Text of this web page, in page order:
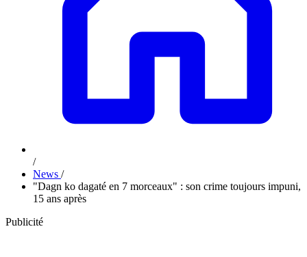
/
News /
"Dagn ko dagaté en 7 morceaux" : son crime toujours impuni,
15 ans après
Publicité